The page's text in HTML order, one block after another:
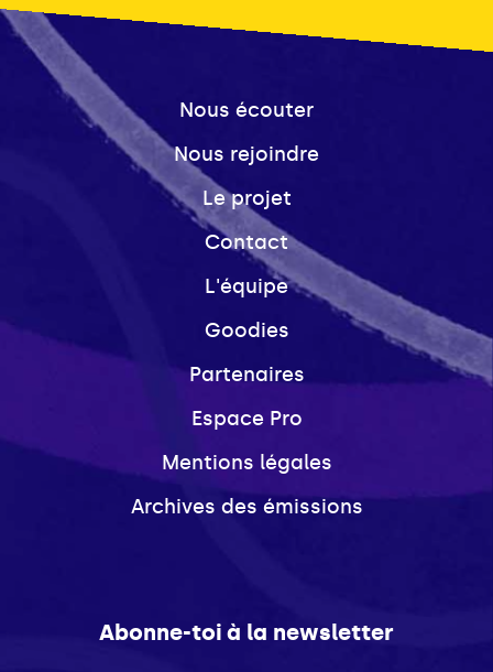
Nous écouter
Nous rejoindre
Le projet
Contact
L'équipe
Goodies
Partenaires
Espace Pro
Mentions légales
Archives des émissions
Abonne-toi à la newsletter